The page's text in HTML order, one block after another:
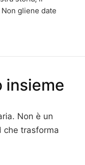
gliene date
insieme
Non è un
che trasforma